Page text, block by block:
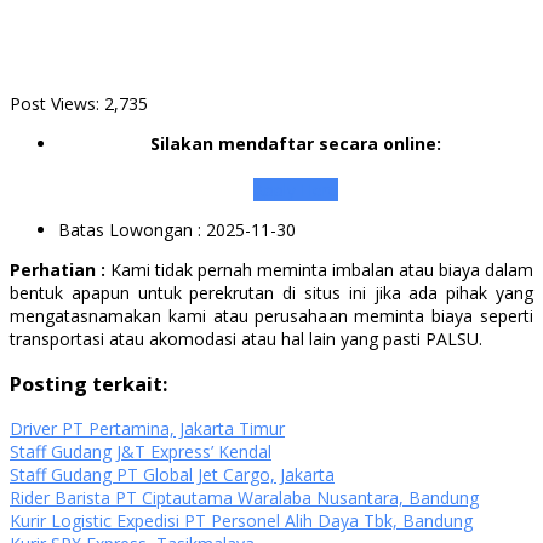
Post Views: 2,735
Silakan mendaftar secara online:
Batas Lowongan : 2025-11-30
Perhatian : Kami tidak pernah meminta imbalan atau biaya dalam
bentuk apapun untuk perekrutan di situs ini jika ada pihak yang
mengatasnamakan kami atau perusahaan meminta biaya seperti
transportasi atau akomodasi atau hal lain yang pasti PALSU.
Posting terkait:
Driver PT Pertamina, Jakarta Timur
Staff Gudang J&T Express’ Kendal
Staff Gudang PT Global Jet Cargo, Jakarta
Rider Barista PT Ciptautama Waralaba Nusantara, Bandung
Kurir Logistic Expedisi PT Personel Alih Daya Tbk, Bandung